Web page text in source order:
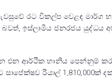
රට විකල්ප වෙළඳ මාර්ග
ඉස්ලාමීය ජනරජය යුද්ධය
එන ආර්ථික හානිය පෙන්නුම්
රියාල් 1,810,000ක්